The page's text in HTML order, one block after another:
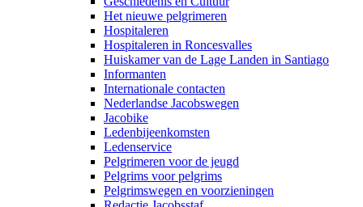
Het nieuwe pelgrimeren
Hospitaleren
Hospitaleren in Roncesvalles
Huiskamer van de Lage Landen in Santiago
Informanten
Internationale contacten
Nederlandse Jacobswegen
Jacobike
Ledenbijeenkomsten
Ledenservice
Pelgrimeren voor de jeugd
Pelgrims voor pelgrims
Pelgrimswegen en voorzieningen